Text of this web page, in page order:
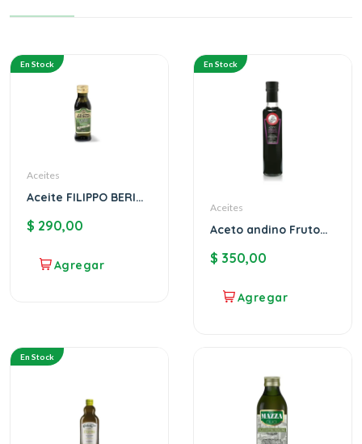
En Stock
Aceites
Aceite FILIPPO BERIO
$ 290,00
En Stock
Aceites
Aceto andino Fruto
Giorgio
$ 350,00
En Stock